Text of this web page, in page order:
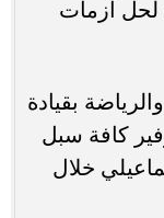
أزمات
بقيادة
كافة سبل
خلال